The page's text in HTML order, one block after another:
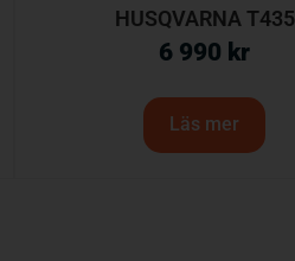
HUSQVARNA T435
6 990 kr
Läs mer